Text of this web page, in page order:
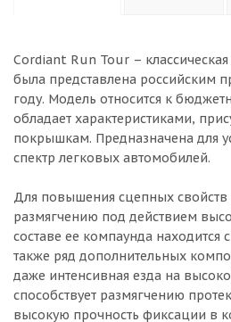
Cordiant Run Tour –
была представлена российским
году. Модель относится к
обладает характеристиками,
покрышкам. Предназначена для
спектр легковых автомобилей.
Для повышения сцепных свойств
размягчению под действием
составе ее компаунда находится
также ряд дополнительных
даже интенсивная езда на
способствует размягчению
высокую прочность фиксации в